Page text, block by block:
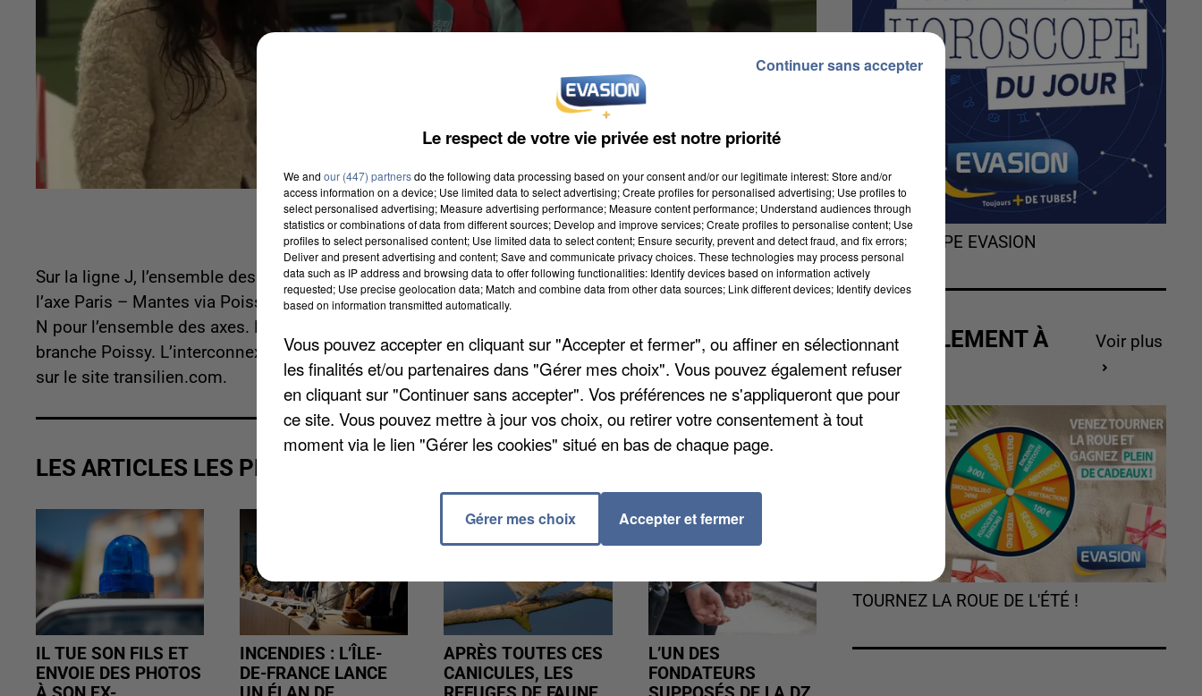
Sur la ligne J, l’ensemble des branches sera desservi avec un train sur deux en circulation, excepté sur
l’axe Paris – Mantes via Poissy avec un trafic limité à deux trains sur trois. Un train sur deux sur la ligne
N pour l’ensemble des axes. Et toujours un train sur deux sur le RER A en heures de pointe sur la
branche Poissy. L’interconnexion reste assurée à Nanterre - Préfecture Les horaires sont disponibles
sur le site transilien.com.
LES ARTICLES LES PLUS VUS
IL TUE SON FILS ET
ENVOIE DES PHOTOS
INCENDIES : L’ÎLE-
DE-FRANCE LANCE
APRÈS TOUTES CES
CANICULES, LES
L’UN DES
FONDATEURS
L'HOROSCOPE EVASION
ACTUELLEMENT À
GAGNER
Voir plus
TOURNEZ LA ROUE DE L'ÉTÉ !
Le respect de votre vie privée est notre priorité
We and our (447) partnersdo the following data processing based on your consent and/or our legitimate interest: Store and/or
access information on a device; Use limited data to select advertising; Create profiles for personalised advertising; Use profiles to
select personalised advertising; Measure advertising performance; Measure content performance; Understand audiences through
statistics or combinations of data from different sources; Develop and improve services; Create profiles to personalise content; Use
profiles to select personalised content; Use limited data to select content; Ensure security, prevent and detect fraud, and fix errors;
Deliver and present advertising and content; Save and communicate privacy choices. These technologies may process personal
data such as IP address and browsing data to offer following functionalities: Identify devices based on information actively
requested; Use precise geolocation data; Match and combine data from other data sources; Link different devices; Identify devices
based on information transmitted automatically.
Vous pouvez accepter en cliquant sur "Accepter et fermer", ou affiner en sélectionnant
les finalités et/ou partenaires dans "Gérer mes choix". Vous pouvez également refuser
en cliquant sur "Continuer sans accepter". Vos préférences ne s'appliqueront que pour
ce site. Vous pouvez mettre à jour vos choix, ou retirer votre consentement à tout
moment via le lien "Gérer les cookies" situé en bas de chaque page.
Gérer mes choix Accepter et fermer
Continuer sans accepter